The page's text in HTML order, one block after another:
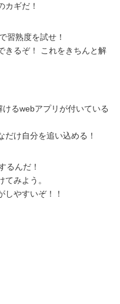
カギだ！
習熟度を試せ！
きるぞ！ これをきちんと解
るwebアプリが付いている
け自分を追い込める！
るんだ！
みよう。
しやすいぞ！！